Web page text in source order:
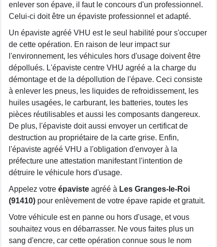
enlever son épave, il faut le concours d'un professionnel.
Celui-ci doit être un épaviste professionnel et adapté.
Un épaviste agréé VHU est le seul habilité pour s'occuper
de cette opération. En raison de leur impact sur
l'environnement, les véhicules hors d'usage doivent être
dépollués. L'épaviste centre VHU agréé a la charge du
démontage et de la dépollution de l'épave. Ceci consiste
à enlever les pneus, les liquides de refroidissement, les
huiles usagées, le carburant, les batteries, toutes les
pièces réutilisables et aussi les composants dangereux.
De plus, l'épaviste doit aussi envoyer un certificat de
destruction au propriétaire de la carte grise. Enfin,
l'épaviste agréé VHU a l'obligation d'envoyer à la
préfecture une attestation manifestant l'intention de
détruire le véhicule hors d'usage.
Appelez votre épaviste agréé à Les Granges-le-Roi
(91410) pour enlèvement de votre épave rapide et gratuit.
Votre véhicule est en panne ou hors d'usage, et vous
souhaitez vous en débarrasser. Ne vous faites plus un
sang d'encre, car cette opération connue sous le nom